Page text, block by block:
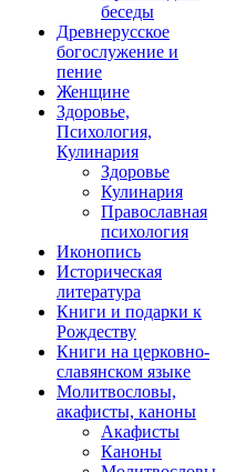
беседы
Древнерусское
богослужение и
пение
Женщине
Здоровье,
Психология,
Кулинария
Здоровье
Кулинария
Православная
психология
Иконопись
Историческая
литература
Книги и подарки к
Рождеству
Книги на церковно-
славянском языке
Молитвословы,
акафисты, каноны
Акафисты
Каноны